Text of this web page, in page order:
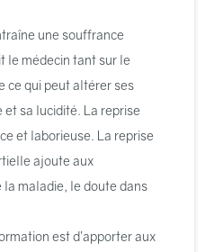
une souffrance
le médecin tant sur le
ce qui peut altérer ses
sa lucidité. La reprise
et laborieuse. La reprise
ajoute aux
la maladie, le doute dans
est d’apporter aux